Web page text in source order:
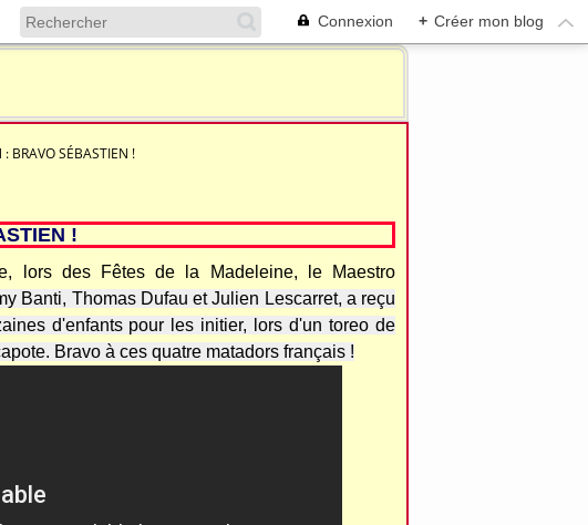
Connexion + Créer mon blog
BRAVO SÉBASTIEN !
!
lors des Fêtes de la Madeleine, le Maestro
Banti, Thomas Dufau et Julien Lescarret, a reçu
d'enfants pour les initier, lors d'un toreo de
Bravo à ces quatre matadors français !